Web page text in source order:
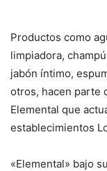
Productos como
limpiadora,
jabón íntimo,
otros, hacen parte
Elemental que
establecimientos
«Elemental» bajo